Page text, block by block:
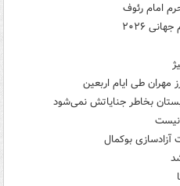
امام رئوف
۲۰۲۶
بخاطر جنایاتش نمی‌شود
نیست
بوکمال